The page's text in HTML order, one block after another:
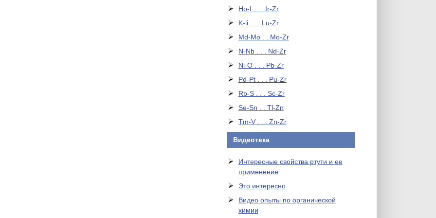
Ho-I . . . Ir-Zr
K-li . . . Lu-Zr
Md-Mo . . Mo-Zr
N-Nb . . . Nd-Zr
Ni-O . . . Pb-Zr
Pd-Pt . . . Pu-Zr
Rb-S . . . Sc-Zr
Se-Sn . . Tl-Zn
Tm-V . . . Zn-Zr
Видеотека
Интересные свойства ртути и ее
применение
Это интересно
Видео опыты по органической
химии